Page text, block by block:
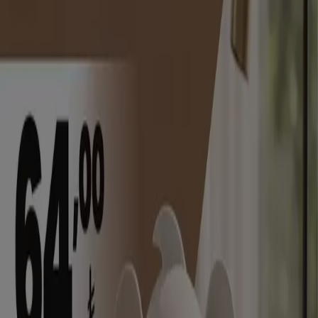
Yeni
Sultan Market
En iyi fırsatlarımız
Yarın son gün
Yeni